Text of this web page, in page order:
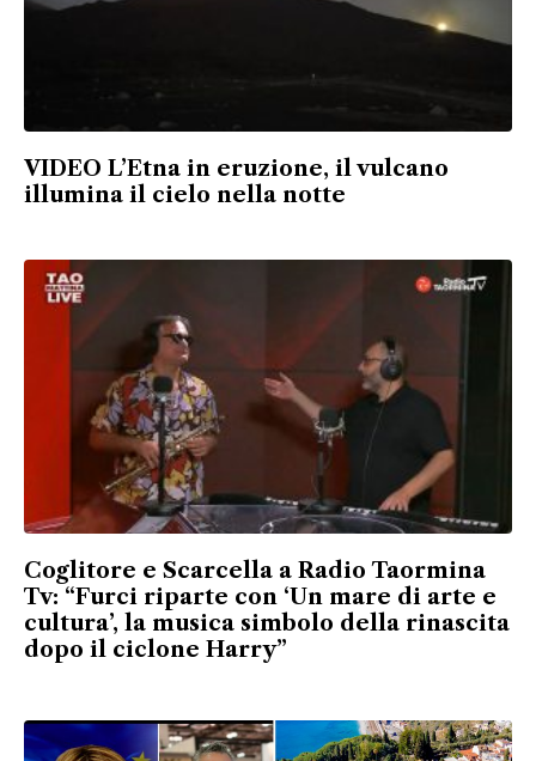
VIDEO L’Etna in eruzione, il vulcano
illumina il cielo nella notte
Coglitore e Scarcella a Radio Taormina
Tv: “Furci riparte con ‘Un mare di arte e
cultura’, la musica simbolo della rinascita
dopo il ciclone Harry”